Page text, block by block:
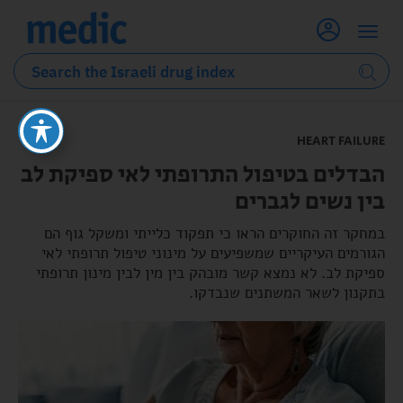
HEART FAILURE
הבדלים בטיפול התרופתי לאי ספיקת לב
בין נשים לגברים
במחקר זה החוקרים הראו כי תפקוד כלייתי ומשקל גוף הם
הגורמים העיקריים שמשפיעים על מינוני טיפול תרופתי לאי
ספיקת לב. לא נמצא קשר מובהק בין מין לבין מינון תרופתי
בתקנון לשאר המשתנים שנבדקו.